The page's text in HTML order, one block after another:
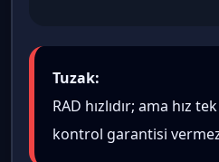
Tuzak:
RAD hızlıdır; ama hız
kontrol garantisi